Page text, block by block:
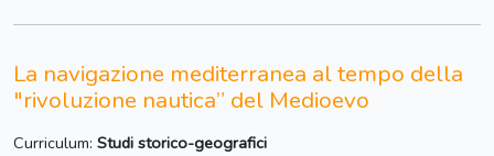
La navigazione mediterranea al tempo della
"rivoluzione nautica” del Medioevo
Curriculum: Studi storico-geografici